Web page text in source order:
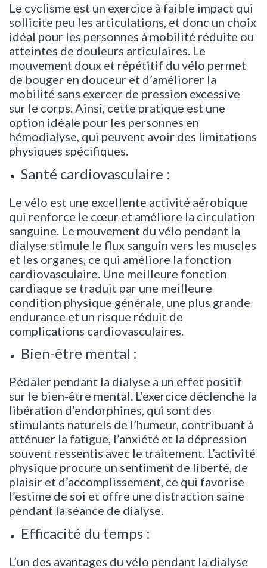
Le cyclisme est un exercice à faible impact qui
sollicite peu les articulations, et donc un choix
idéal pour les personnes à mobilité réduite ou
atteintes de douleurs articulaires. Le
mouvement doux et répétitif du vélo permet
de bouger en douceur et d’améliorer la
mobilité sans exercer de pression excessive
sur le corps. Ainsi, cette pratique est une
option idéale pour les personnes en
hémodialyse, qui peuvent avoir des limitations
physiques spécifiques.
Santé cardiovasculaire :
Le vélo est une excellente activité aérobique
qui renforce le cœur et améliore la circulation
sanguine. Le mouvement du vélo pendant la
dialyse stimule le flux sanguin vers les muscles
et les organes, ce qui améliore la fonction
cardiovasculaire. Une meilleure fonction
cardiaque se traduit par une meilleure
condition physique générale, une plus grande
endurance et un risque réduit de
complications cardiovasculaires.
Bien-être mental :
Pédaler pendant la dialyse a un effet positif
sur le bien-être mental. L’exercice déclenche la
libération d’endorphines, qui sont des
stimulants naturels de l’humeur, contribuant à
atténuer la fatigue, l’anxiété et la dépression
souvent ressentis avec le traitement. L’activité
physique procure un sentiment de liberté, de
plaisir et d’accomplissement, ce qui favorise
l’estime de soi et offre une distraction saine
pendant la séance de dialyse.
Efficacité du temps :
L’un des avantages du vélo pendant la dialyse